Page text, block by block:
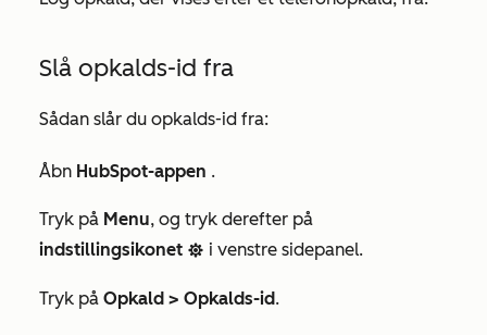
Slå opkalds-id fra
Sådan slår du opkalds-id fra:
Åbn HubSpot-appen .
Tryk på Menu, og tryk derefter på
indstillingsikonet settings i venstre sidepanel.
Tryk på Opkald > Opkalds-id.